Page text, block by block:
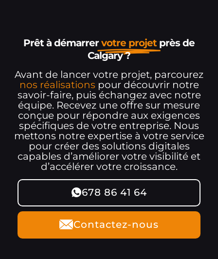
Prêt à démarrervotre projet près de
Calgary ?
Avant de lancer votre projet, parcourez
nos réalisations pour découvrir notre
savoir-faire, puis échangez avec notre
équipe. Recevez une offre sur mesure
conçue pour répondre aux exigences
spécifiques de votre entreprise. Nous
mettons notre expertise à votre service
pour créer des solutions digitales
capables d’améliorer votre visibilité et
d’accélérer votre croissance.
678 86 41 64
Contactez-nous